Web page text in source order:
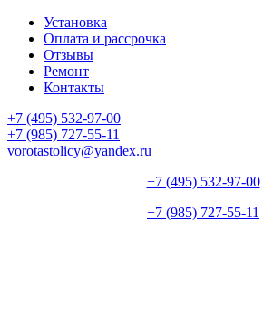
Установка
Оплата и рассрочка
Отзывы
Ремонт
Контакты
+7 (495) 532-97-00
+7 (985) 727-55-11
vorotastolicy@yandex.ru
+7 (495) 532-97-00
+7 (985) 727-55-11